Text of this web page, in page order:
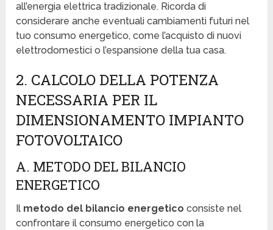
all’energia elettrica tradizionale. Ricorda di
considerare anche eventuali cambiamenti futuri nel
tuo consumo energetico, come l’acquisto di nuovi
elettrodomestici o l’espansione della tua casa.
2. CALCOLO DELLA POTENZA
NECESSARIA PER IL
DIMENSIONAMENTO IMPIANTO
FOTOVOLTAICO
A. METODO DEL BILANCIO
ENERGETICO
Il metodo del bilancio energetico consiste nel
confrontare il consumo energetico con la